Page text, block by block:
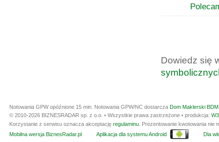
Dowiedz się
Notowania GPW opóźnione 15 min. Notowania GPW/NC dostarcza Dom Maklerski
© 2010-2026 BIZNESRADAR sp. z o.o. • Wszystkie prawa zastrzeżone • produkcja:
Korzystanie z serwisu oznacza akceptację regulaminu. Prezentowanie kwotowania nie
Mobilna wersja BiznesRadar.pl
Aplikacja dla systemu Android Dla